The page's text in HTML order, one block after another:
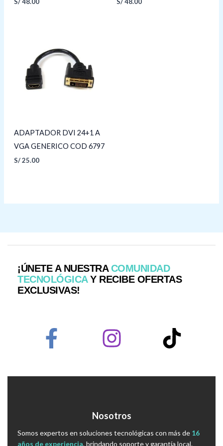
ADAPTADOR DVI 24+1 A
VGA GENERICO COD 6797
S/25.00
¡ÚNETE A NUESTRACOMUNIDAD
TECNOLÓGICAY RECIBE OFERTAS
EXCLUSIVAS!
Nosotros
Somos expertos en soluciones tecnológicas con más de 16
años de experiencia, brindando soporte y garantía local.